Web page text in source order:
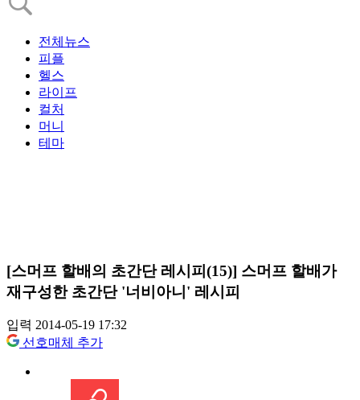
전체뉴스
피플
헬스
라이프
컬처
머니
테마
[스머프 할배의 초간단 레시피(15)] 스머프 할배가
재구성한 초간단 '너비아니' 레시피
입력 2014-05-19 17:32
선호매체 추가